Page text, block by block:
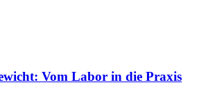
Vom Labor in die Praxis